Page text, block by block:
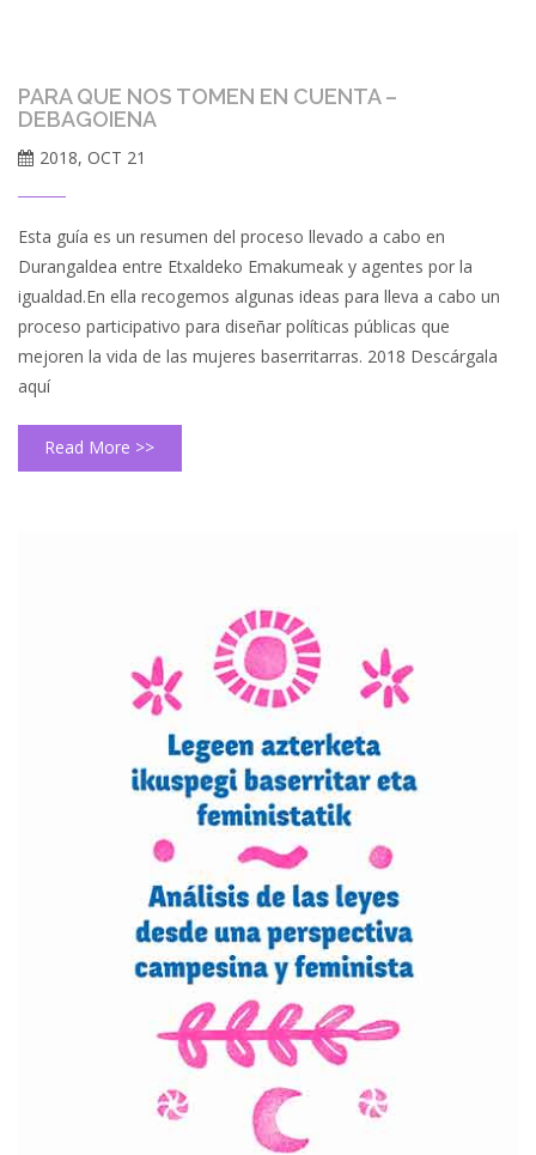
PARA QUE NOS TOMEN EN CUENTA –
DEBAGOIENA
2018, OCT 21
Esta guía es un resumen del proceso llevado a cabo en
Durangaldea entre Etxaldeko Emakumeak y agentes por la
igualdad.En ella recogemos algunas ideas para lleva a cabo un
proceso participativo para diseñar políticas públicas que
mejoren la vida de las mujeres baserritarras. 2018 Descárgala
aquí
Read More >>